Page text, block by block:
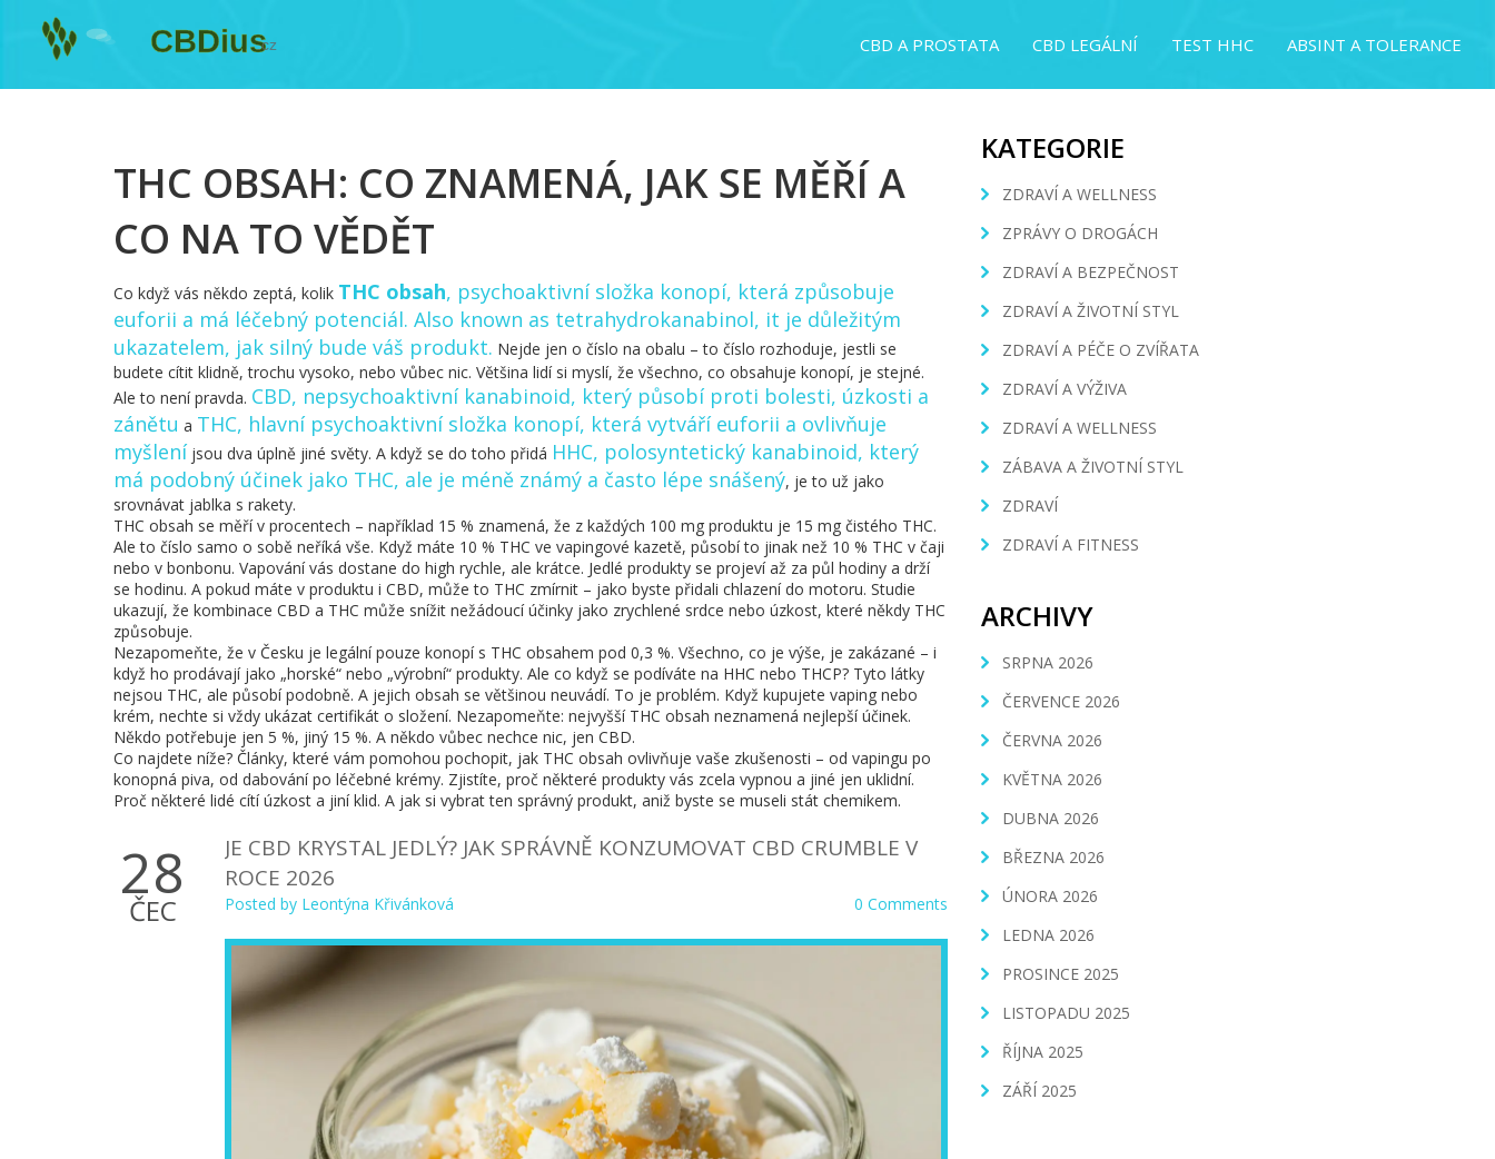
CBD A PROSTATA CBD LEGÁLNÍ TEST HHC ABSINT A TOLERANCE
THC OBSAH: CO ZNAMENÁ, JAK SE MĚŘÍ A
CO NA TO VĚDĚT
Co když vás někdo zeptá, kolik THC obsah, psychoaktivní složka konopí, která způsobuje
euforii a má léčebný potenciál. Also known as tetrahydrokanabinol, it je důležitým
ukazatelem, jak silný bude váš produkt. Nejde jen o číslo na obalu – to číslo rozhoduje, jestli se
budete cítit klidně, trochu vysoko, nebo vůbec nic. Většina lidí si myslí, že všechno, co obsahuje konopí, je stejné.
Ale to není pravda. CBD, nepsychoaktivní kanabinoid, který působí proti bolesti, úzkosti a
zánětu a THC, hlavní psychoaktivní složka konopí, která vytváří euforii a ovlivňuje
myšlení jsou dva úplně jiné světy. A když se do toho přidá HHC, polosyntetický kanabinoid, který
má podobný účinek jako THC, ale je méně známý a často lépe snášený, je to už jako
srovnávat jablka s rakety.
THC obsah se měří v procentech – například 15 % znamená, že z každých 100 mg produktu je 15 mg čistého THC.
Ale to číslo samo o sobě neříká vše. Když máte 10 % THC ve vapingové kazetě, působí to jinak než 10 % THC v čaji
nebo v bonbonu. Vapování vás dostane do high rychle, ale krátce. Jedlé produkty se projeví až za půl hodiny a drží
se hodinu. A pokud máte v produktu i CBD, může to THC zmírnit – jako byste přidali chlazení do motoru. Studie
ukazují, že kombinace CBD a THC může snížit nežádoucí účinky jako zrychlené srdce nebo úzkost, které někdy THC
způsobuje.
Nezapomeňte, že v Česku je legální pouze konopí s THC obsahem pod 0,3 %. Všechno, co je výše, je zakázané – i
když ho prodávají jako „horské“ nebo „výrobní“ produkty. Ale co když se podíváte na HHC nebo THCP? Tyto látky
nejsou THC, ale působí podobně. A jejich obsah se většinou neuvádí. To je problém. Když kupujete vaping nebo
krém, nechte si vždy ukázat certifikát o složení. Nezapomeňte: nejvyšší THC obsah neznamená nejlepší účinek.
Někdo potřebuje jen 5 %, jiný 15 %. A někdo vůbec nechce nic, jen CBD.
Co najdete níže? Články, které vám pomohou pochopit, jak THC obsah ovlivňuje vaše zkušenosti – od vapingu po
konopná piva, od dabování po léčebné krémy. Zjistíte, proč některé produkty vás zcela vypnou a jiné jen uklidní.
Proč některé lidé cítí úzkost a jiní klid. A jak si vybrat ten správný produkt, aniž byste se museli stát chemikem.
28
ČEC
JE CBD KRYSTAL JEDLÝ? JAK SPRÁVNĚ KONZUMOVAT CBD CRUMBLE V
ROCE 2026
Posted by Leontýna Křivánková 0 Comments
KATEGORIE
ZDRAVÍ A WELLNESS
ZPRÁVY O DROGÁCH
ZDRAVÍ A BEZPEČNOST
ZDRAVÍ A ŽIVOTNÍ STYL
ZDRAVÍ A PÉČE O ZVÍŘATA
ZDRAVÍ A VÝŽIVA
ZDRAVÍ A WELLNESS
ZÁBAVA A ŽIVOTNÍ STYL
ZDRAVÍ
ZDRAVÍ A FITNESS
ARCHIVY
SRPNA 2026
ČERVENCE 2026
ČERVNA 2026
KVĚTNA 2026
DUBNA 2026
BŘEZNA 2026
ÚNORA 2026
LEDNA 2026
PROSINCE 2025
LISTOPADU 2025
ŘÍJNA 2025
ZÁŘÍ 2025